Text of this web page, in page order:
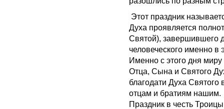
Этот праздник
Духа проявляется
Святой), завершившего
человеческого именно в
Именно с этого дня
Отца, Сына и Святого
благодати Духа
отцам и братиям нашим.
Праздник в честь